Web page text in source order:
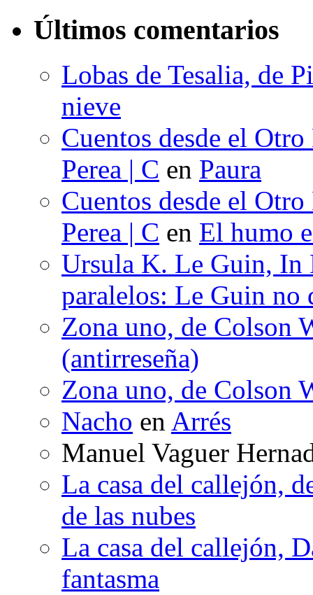
Últimos comentarios
Lobas de Tesalia, de
nieve
Cuentos desde el
Perea | C en Paura
Cuentos desde el
Perea | C en El humo
Ursula K. Le Guin, In
paralelos: Le Guin no
Zona uno, de Colson
(antirreseña)
Zona uno, de Colson
Nacho en Arrés
Manuel Vaguer
La casa del callejón,
de las nubes
La casa del callejón,
fantasma